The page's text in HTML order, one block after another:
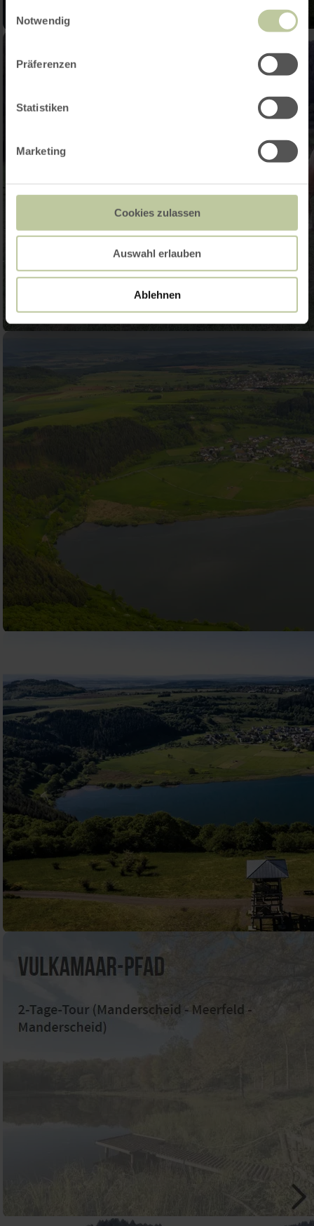
Notwendig
Präferenzen
Statistiken
Marketing
Cookies zulassen
Auswahl erlauben
Ablehnen